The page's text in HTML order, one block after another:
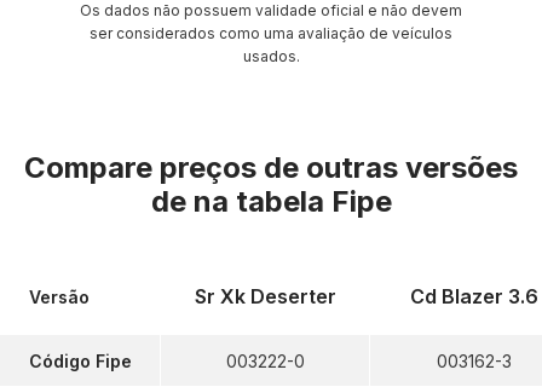
Os dados não possuem validade oficial e não devem
ser considerados como uma avaliação de veículos
usados.
Compare preços de outras versões
de na tabela Fipe
Versão
Código Fipe
Sr Xk Deserter
003222-0
Cd Blazer 3.6
003162-3